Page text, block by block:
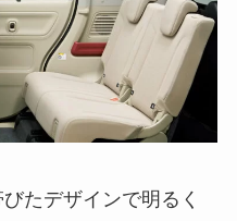
たデザインで明るく